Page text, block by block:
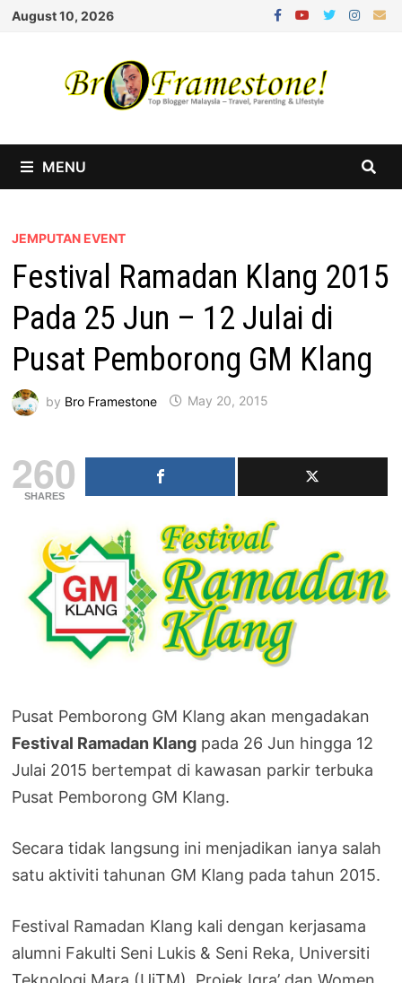
Skip
August 10, 2026
MENU
JEMPUTAN EVENT
Festival Ramadan Klang 2015
Pada 25 Jun – 12 Julai di
Pusat Pemborong GM Klang
by Bro Framestone May 20, 2015
260
SHARES
Pusat Pemborong GM Klang akan mengadakan
Festival Ramadan Klang pada 26 Jun hingga 12
Julai 2015 bertempat di kawasan parkir terbuka
Pusat Pemborong GM Klang.
Secara tidak langsung ini menjadikan ianya salah
satu aktiviti tahunan GM Klang pada tahun 2015.
Festival Ramadan Klang kali dengan kerjasama
alumni Fakulti Seni Lukis & Seni Reka, Universiti